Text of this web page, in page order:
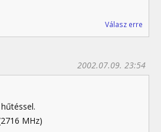
Válasz erre
2002.07.09. 23:54
MHz)